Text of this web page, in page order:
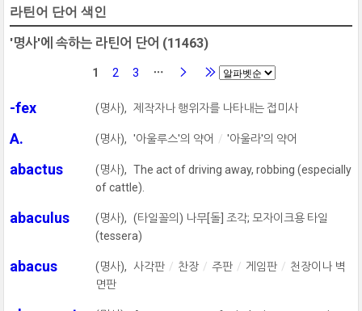
라틴어 단어 색인
'명사'에 속하는 라틴어 단어 (11463)
1 2 3
-fex (명사), 제작자나 행위자를 나타내는 접미사
A. (명사), '아울루스'의 약어 '아울라'의 약어
abactus (명사), The act of driving away, robbing (especially
of cattle).
abaculus (명사), (타일꼴의) 나무[돌] 조각; 모자이크용 타일
(tessera)
abacus (명사), 사각판 찬장 주판 게임판
천장이나 벽
면판